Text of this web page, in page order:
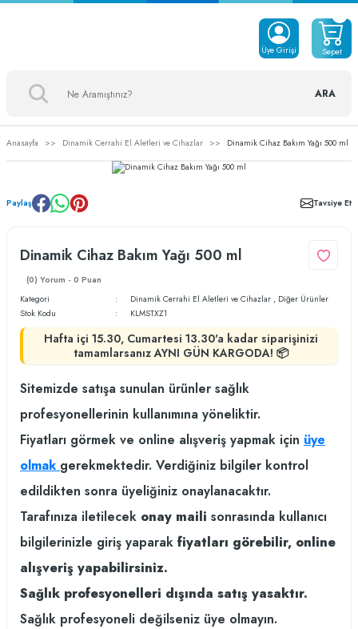
ARA
Üye Girişi Sepet
Anasayfa Dinamik Cerrahi El Aletleri ve Cihazlar Dinamik Cihaz Bakım Yağı 500 ml
Paylaş Tavsiye Et
Dinamik Cihaz Bakım Yağı 500 ml
(0) Yorum - 0 Puan
Kategori
Dinamik Cerrahi El Aletleri ve Cihazlar , Diğer Ürünler
Stok Kodu
KLMSTXZ1
Hafta içi 15.30, Cumartesi 13.30'a kadar siparişinizi
tamamlarsanız AYNI GÜN KARGODA! 📦
Sitemizde satışa sunulan ürünler sağlık
profesyonellerinin kullanımına yöneliktir.
Fiyatları görmek ve online alışveriş yapmak için üye
olmak gerekmektedir. Verdiğiniz bilgiler kontrol
edildikten sonra üyeliğiniz onaylanacaktır.
Tarafınıza iletilecek onay maili sonrasında kullanıcı
bilgilerinizle giriş yaparak fiyatları görebilir, online
alışveriş yapabilirsiniz.
Sağlık profesyonelleri dışında satış yasaktır.
Sağlık profesyoneli değilseniz üye olmayın.